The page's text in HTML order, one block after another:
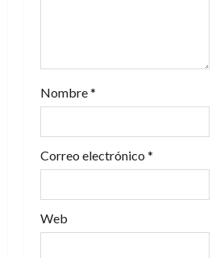
r
a
d
a
s
Nombre*
Correo electrónico *
Web